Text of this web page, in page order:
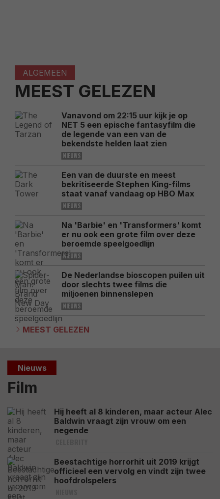
ALGEMEEN
MEEST GELEZEN
Vanavond om 22:15 uur kijk je op
NET 5 een epische fantasyfilm die
de legende van een van de
bekendste helden laat zien
NIEUWS
Een van de duurste en meest
bekritiseerde Stephen King-films
staat vanaf vandaag op HBO Max
NIEUWS
Na 'Barbie' en 'Transformers' komt
er nu ook een grote film over deze
beroemde speelgoedlijn
NIEUWS
De Nederlandse bioscopen puilen uit
door slechts twee films die
miljoenen binnenslepen
NIEUWS
MEEST GELEZEN
Nieuws
Film
Hij heeft al 8 kinderen, maar acteur Alec
Baldwin vraagt zijn vrouw om een
negende
Beestachtige horrorhit uit 2019 krijgt
officieel een vervolg en vindt zijn twee
hoofdrolspelers